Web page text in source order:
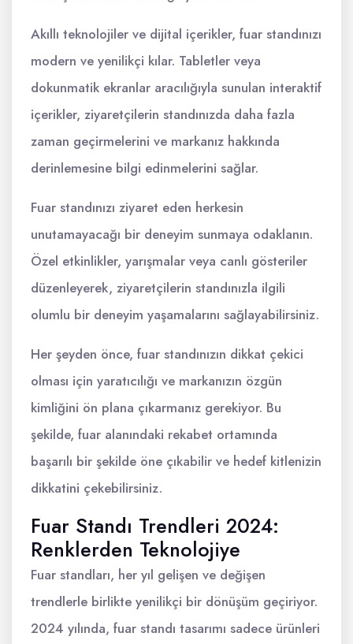
Akıllı teknolojiler ve dijital içerikler, fuar standınızı
modern ve yenilikçi kılar. Tabletler veya
dokunmatik ekranlar aracılığıyla sunulan interaktif
içerikler, ziyaretçilerin standınızda daha fazla
zaman geçirmelerini ve markanız hakkında
derinlemesine bilgi edinmelerini sağlar.
Fuar standınızı ziyaret eden herkesin
unutamayacağı bir deneyim sunmaya odaklanın.
Özel etkinlikler, yarışmalar veya canlı gösteriler
düzenleyerek, ziyaretçilerin standınızla ilgili
olumlu bir deneyim yaşamalarını sağlayabilirsiniz.
Her şeyden önce, fuar standınızın dikkat çekici
olması için yaratıcılığı ve markanızın özgün
kimliğini ön plana çıkarmanız gerekiyor. Bu
şekilde, fuar alanındaki rekabet ortamında
başarılı bir şekilde öne çıkabilir ve hedef kitlenizin
dikkatini çekebilirsiniz.
Fuar Standı Trendleri 2024:
Renklerden Teknolojiye
Fuar standları, her yıl gelişen ve değişen
trendlerle birlikte yenilikçi bir dönüşüm geçiriyor.
2024 yılında, fuar standı tasarımı sadece ürünleri